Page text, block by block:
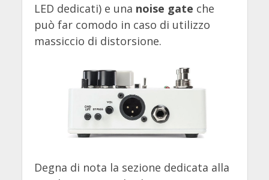
LED dedicati) e una noise gate che
può far comodo in caso di utilizzo
massiccio di distorsione.
Degna di nota la sezione dedicata alla